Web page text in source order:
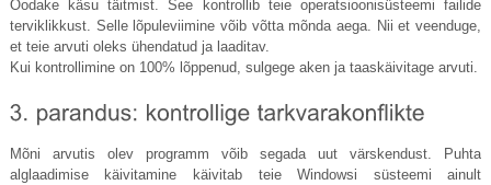
Oodake käsu täitmist. See kontrollib teie operatsioonisüsteemi failide
terviklikkust. Selle lõpuleviimine võib võtta mõnda aega. Nii et veenduge,
et teie arvuti oleks ühendatud ja laaditav.
Kui kontrollimine on 100% lõppenud, sulgege aken ja taaskäivitage arvuti.
Mõni arvutis olev programm võib segada uut värskendust. Puhta
alglaadimise käivitamine käivitab teie Windowsi süsteemi ainult